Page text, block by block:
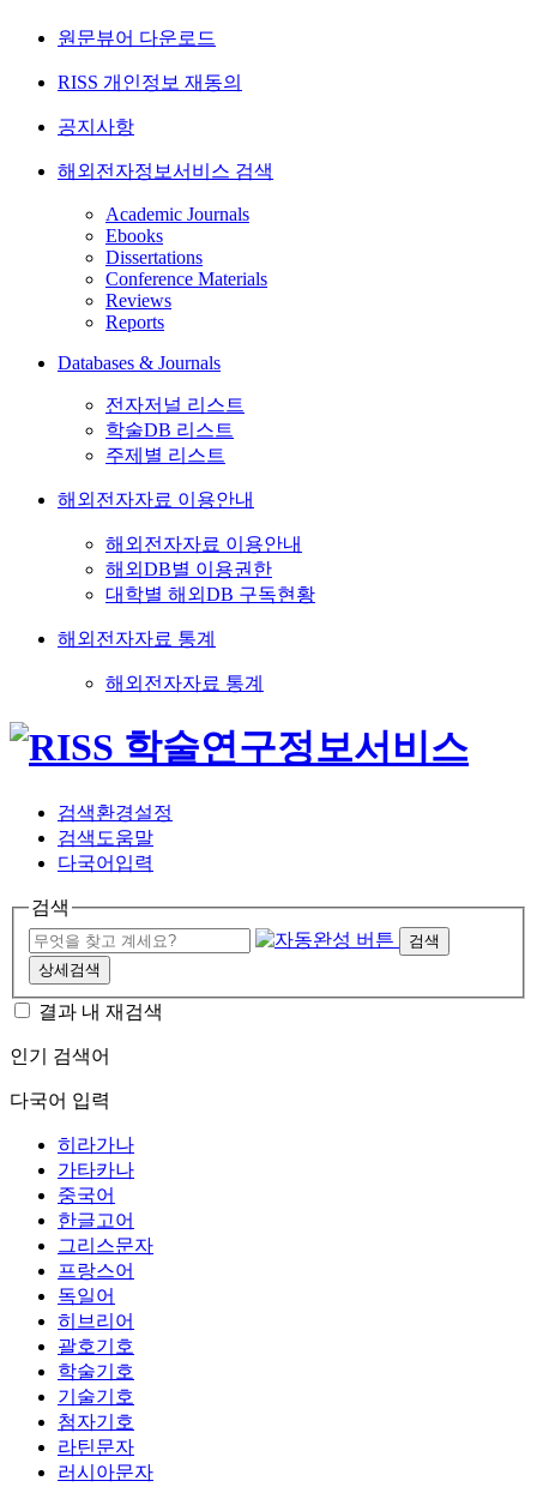
원문뷰어 다운로드
RISS 개인정보 재동의
공지사항
해외전자정보서비스 검색
Academic Journals
Ebooks
Dissertations
Conference Materials
Reviews
Reports
Databases & Journals
전자저널 리스트
학술DB 리스트
주제별 리스트
해외전자자료 이용안내
해외전자자료 이용안내
해외DB별 이용권한
대학별 해외DB 구독현황
해외전자자료 통계
해외전자자료 통계
검색환경설정
검색도움말
다국어입력
검색
검색
상세검색
결과 내 재검색
인기 검색어
다국어 입력
히라가나
가타카나
중국어
한글고어
그리스문자
프랑스어
독일어
히브리어
괄호기호
학술기호
기술기호
첨자기호
라틴문자
러시아문자